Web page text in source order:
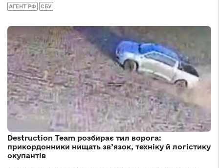
АГЕНТ РФ СБУ
Destruction Team розбирає тил ворога:
прикордонники нищать зв’язок, техніку й логістику
окупантів